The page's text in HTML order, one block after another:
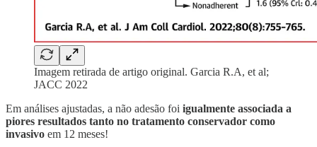
Imagem retirada de artigo original. Garcia R.A, et al;
JACC 2022
Em análises ajustadas, a não adesão foi igualmente associada a
piores resultados tanto no tratamento conservador como
invasivo em 12 meses!